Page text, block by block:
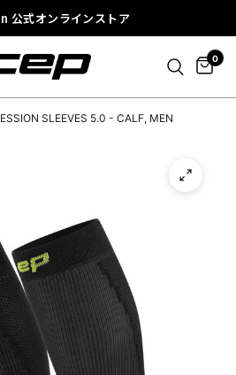
公式オンラインストア
0
SLEEVES 5.0 - CALF, MEN